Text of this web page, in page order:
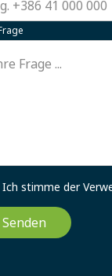
Ich stimme der
Senden